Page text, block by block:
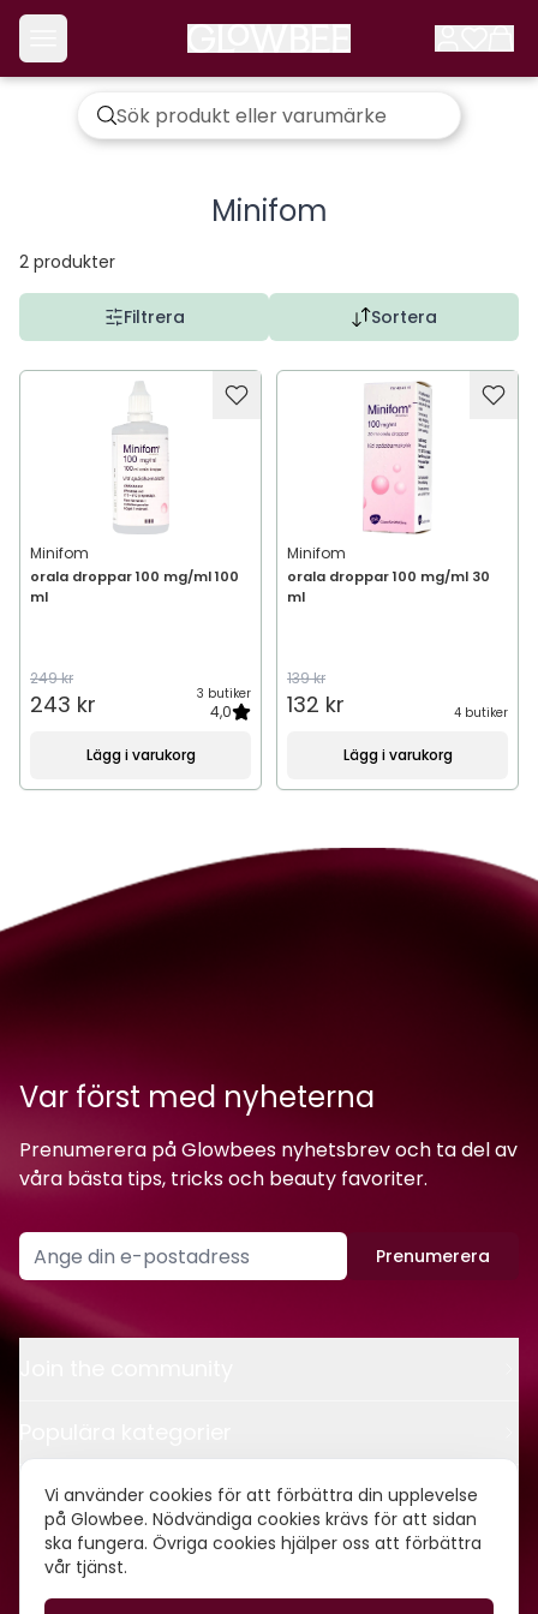
Vi använder cookies för att förbättra din upplevelse
på Glowbee. Nödvändiga cookies krävs för att sidan
ska fungera. Övriga cookies hjälper oss att förbättra
vår tjänst.
Minifom
2 produkter
Filtrera Sortera
Minifom
orala droppar 100 mg/ml 100
ml
249 kr
243 kr 3 butiker
4,0
Lägg i varukorg
Minifom
orala droppar 100 mg/ml 30
ml
139 kr
132 kr 4 butiker
Lägg i varukorg
Var först med nyheterna
Prenumerera på Glowbees nyhetsbrev och ta del av
våra bästa tips, tricks och beauty favoriter.
Prenumerera
Kontakt
Om oss